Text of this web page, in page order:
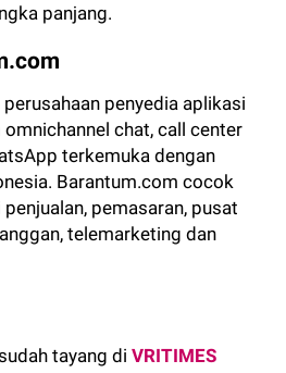
panjang.
penyedia aplikasi
omnichannel chat, call center
terkemuka dengan
Barantum.com cocok
pemasaran, pusat
telemarketing dan
tayang diVRITIMES